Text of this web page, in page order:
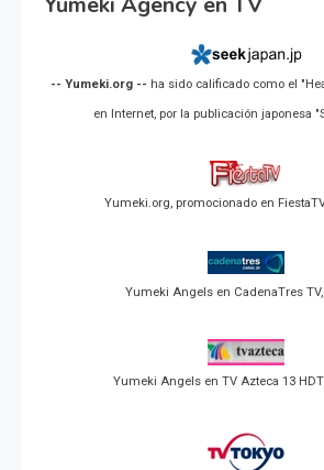
-- Yumeki.org -- ha sido calificado como el
en Internet, por la publicación japonesa
Yumeki.org, promocionado en
Yumeki Angels en CadenaTres
Yumeki Angels en TV Azteca 13